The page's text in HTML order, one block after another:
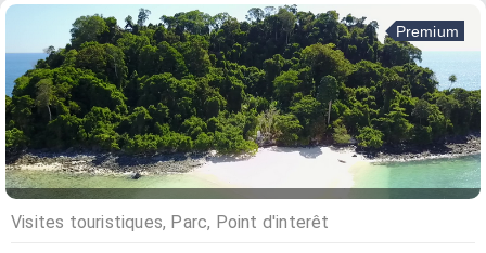
Premium
Visites touristiques, Parc, Point d'interêt